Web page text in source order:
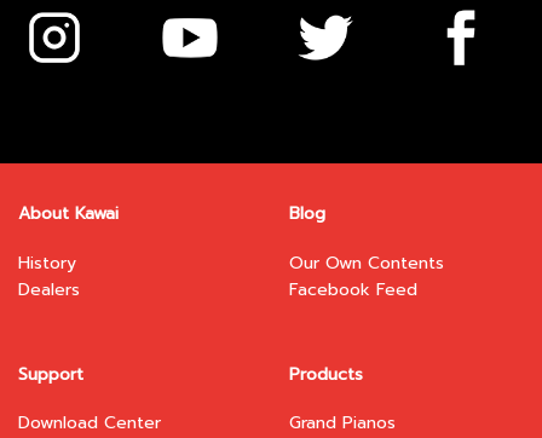
options
may
be
product
options
may
be
product
About Kawai
History
Dealers
Blog
Our Own Contents
Facebook Feed
Support
Download Center
Products
Grand Pianos